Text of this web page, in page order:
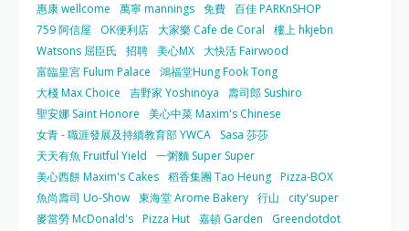
惠康 wellcome
萬寧 mannings 免費 百佳 PARKnSHOP
759 阿信屋
OK便利店 大家樂 Cafe de Coral
樓上 hkjebn
Watsons 屈臣氏
招聘 美心MX 大快活 Fairwood
富臨皇宮 Fulum Palace
鴻福堂Hung Fook Tong
大棧 Max Choice
吉野家 Yoshinoya
壽司郎 Sushiro
聖安娜 Saint Honore
美心中菜 Maxim's Chinese
女青 - 職涯發展及持續教育部 YWCA
Sasa 莎莎
天天有魚 Fruitful Yield
一粥麵 Super Super
美心西餅 Maxim's Cakes 稻香集團 Tao Heung Pizza-BOX
魚尚壽司 Uo-Show 東海堂 Arome Bakery 行山
city'super
麥當勞 McDonald's Pizza Hut 嘉頓 Garden Greendotdot